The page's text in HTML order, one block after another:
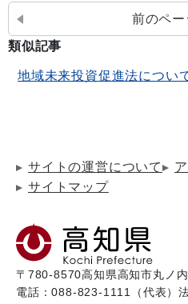
前のペー
類似記事
地域未来投資促進法につい
サイトの運営について
サイトマップ
〒780-8570高知県高知市丸ノ
電話：088-823-1111（代表）